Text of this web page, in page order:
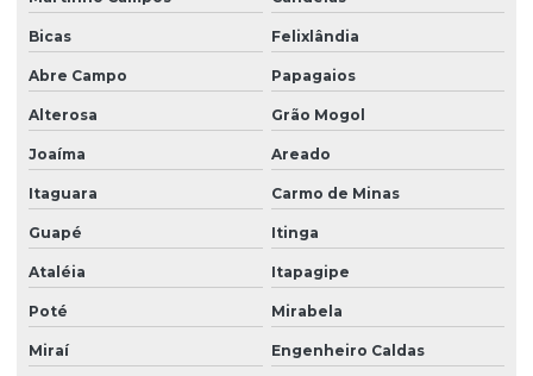
Bicas Felixlândia
Abre Campo Papagaios
Alterosa Grão Mogol
Joaíma Areado
Itaguara Carmo de Minas
Guapé Itinga
Ataléia Itapagipe
Poté Mirabela
Miraí Engenheiro Caldas